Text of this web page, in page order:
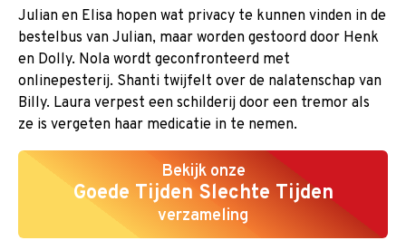
Julian en Elisa hopen wat privacy te kunnen vinden in de
bestelbus van Julian, maar worden gestoord door Henk
en Dolly. Nola wordt geconfronteerd met
onlinepesterij. Shanti twijfelt over de nalatenschap van
Billy. Laura verpest een schilderij door een tremor als
ze is vergeten haar medicatie in te nemen.
Bekijk onze
Goede Tijden Slechte Tijden
verzameling